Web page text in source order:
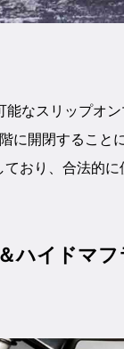
なスリップオ
開閉すること
おり、合法的
ハイドマフ